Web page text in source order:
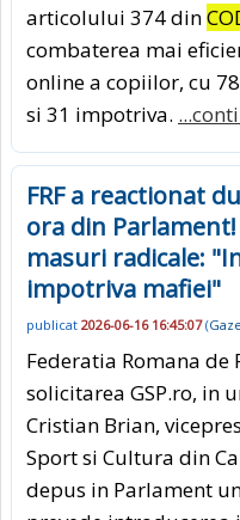
articolului 374 din
combaterea mai
online a copiilor, cu
si 31 impotriva.
FRF a reactionat
ora din
masuri radicale:
impotriva mafiei"
publicat 2026-06-16 16:45:07(
Federatia Romana
solicitarea GSP.ro, in
Cristian Brian,
Sport si Cultura din
depus in Parlament